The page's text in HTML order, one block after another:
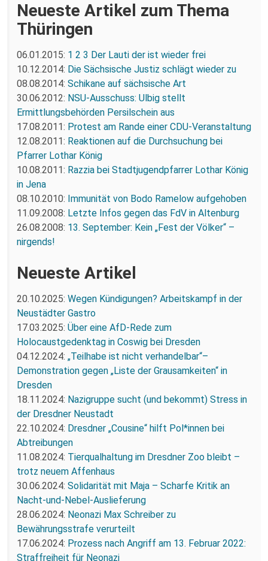
Neueste Artikel zum Thema
Thüringen
06.01.2015: 1 2 3 Der Lauti der ist wieder frei
10.12.2014: Die Sächsische Justiz schlägt wieder zu
08.08.2014: Schikane auf sächsische Art
30.06.2012: NSU-Ausschuss: Ulbig stellt
Ermittlungsbehörden Persilschein aus
17.08.2011: Protest am Rande einer CDU-Veranstaltung
12.08.2011: Reaktionen auf die Durchsuchung bei
Pfarrer Lothar König
10.08.2011: Razzia bei Stadtjugendpfarrer Lothar König
in Jena
08.10.2010: Immunität von Bodo Ramelow aufgehoben
11.09.2008: Letzte Infos gegen das FdV in Altenburg
26.08.2008: 13. September: Kein „Fest der Völker“ –
nirgends!
Neueste Artikel
20.10.2025: Wegen Kündigungen? Arbeitskampf in der
Neustädter Gastro
17.03.2025: Über eine AfD-Rede zum
Holocaustgedenktag in Coswig bei Dresden
04.12.2024: „Teilhabe ist nicht verhandelbar“–
Demonstration gegen „Liste der Grausamkeiten“ in
Dresden
18.11.2024: Nazigruppe sucht (und bekommt) Stress in
der Dresdner Neustadt
22.10.2024: Dresdner „Cousine“ hilft Pol*innen bei
Abtreibungen
11.08.2024: Tierqualhaltung im Dresdner Zoo bleibt –
trotz neuem Affenhaus
30.06.2024: Solidarität mit Maja – Scharfe Kritik an
Nacht-und-Nebel-Auslieferung
28.06.2024: Neonazi Max Schreiber zu
Bewährungsstrafe verurteilt
17.06.2024: Prozess nach Angriff am 13. Februar 2022:
Straffreiheit für Neonazi